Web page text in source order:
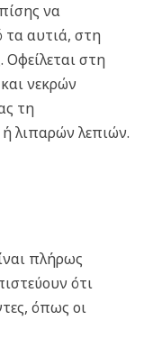
να
τα αυτιά, στη
στη
νεκρών
τη
λιπαρών λεπιών.
πλήρως
ότι
όπως οι